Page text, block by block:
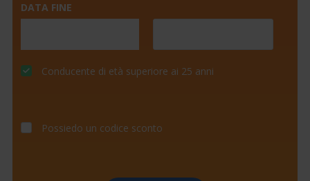
DATA FINE
Conducente di età superiore ai 25 anni
Possiedo un codice sconto